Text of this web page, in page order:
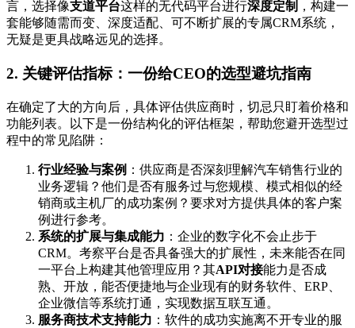
言，选择像支道平台这样的无代码平台进行深度定制 ，构建一
套能够随需而变、深度适配、可不断扩展的专属CRM系统，
无疑是更具战略远见的选择。
2. 关键评估指标：一份给CEO的选型避坑指南
在确定了大的方向后，具体评估供应商时，切忌只盯着价格和
功能列表。以下是一份结构化的评估框架，帮助您避开选型过
程中的常见陷阱：
行业经验与案例 ：供应商是否深刻理解汽车销售行业的
业务逻辑？他们是否有服务过与您规模、模式相似的经
销商或主机厂的成功案例？要求对方提供具体的客户案
例进行参考。
系统的扩展与集成能力 ：企业的数字化不会止步于
CRM。考察平台是否具备强大的扩展性，未来能否在同
一平台上构建其他管理应用？其API对接能力是否成
熟、开放，能否便捷地与企业现有的财务软件、ERP、
企业微信等系统打通，实现数据互联互通。
服务商技术支持能力 ：软件的成功实施离不开专业的服